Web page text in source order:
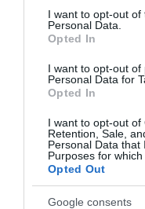
consent section.
I want to opt-out of
Personal Data.
Opted In
I want to opt-out of
Personal Data for
Opted In
I want to opt-out of
Retention, Sale,
Personal Data that
Purposes for which
Opted Out
Google consents
306 150
5 h 9 min